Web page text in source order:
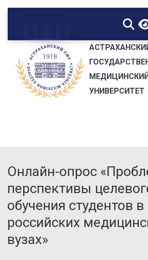
УНИВЕРСИТЕТ
Онлайн-опрос
перспективы
обучения студентов в
российских
вузах»